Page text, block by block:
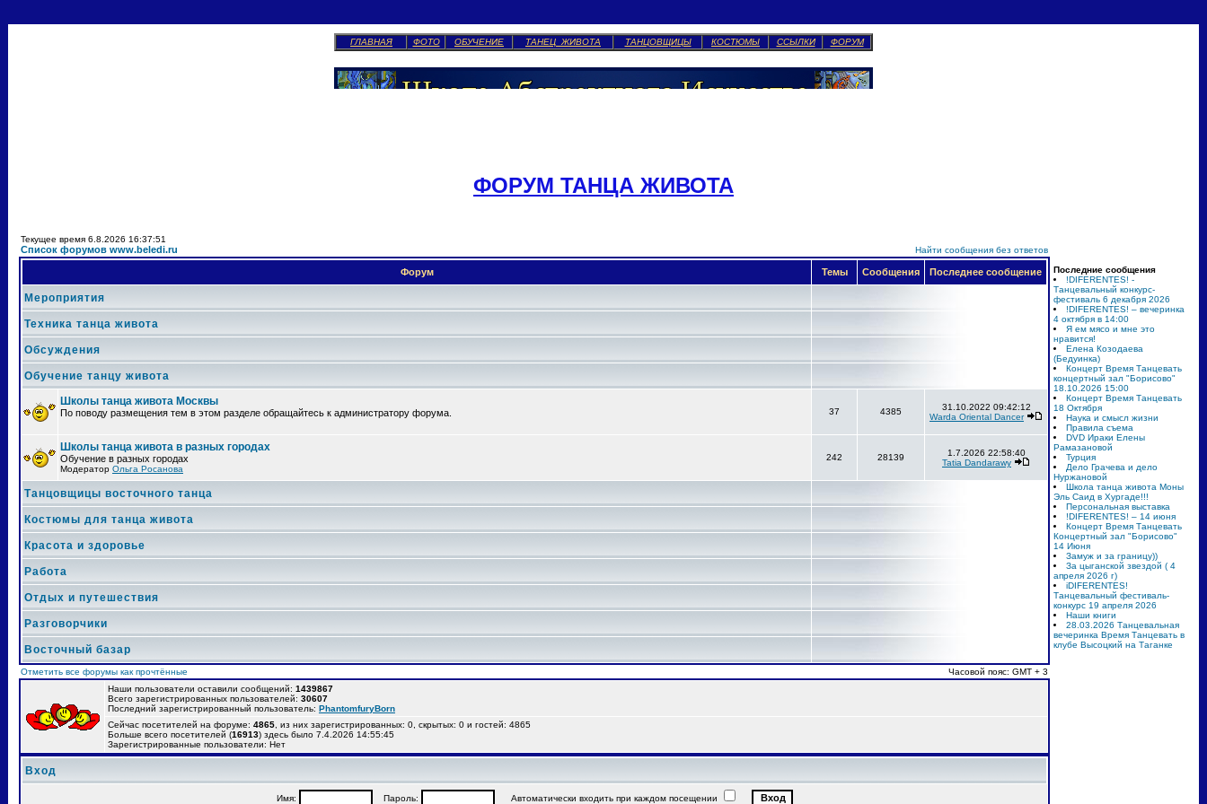
ГЛАВНАЯ ФОТО ОБУЧЕНИЕ ТАНЕЦ ЖИВОТА ТАНЦОВЩИЦЫ КОСТЮМЫ ССЫЛКИ ФОРУМ
ФОРУМ ТАНЦА ЖИВОТА
Текущее время 6.8.2026 16:37:51
Список форумов www.beledi.ru Найти сообщения без ответов
Форум Темы Сообщения Последнее сообщение
Мероприятия
Техника танца живота
Обсуждения
Обучение танцу живота
Школы танца живота Москвы
По поводу размещения тем в этом разделе обращайтесь к администратору форума. 37 4385
31.10.2022 09:42:12
Warda Oriental Dancer
Школы танца живота в разных городах
Обучение в разных городах
Модератор Ольга Росанова
242 28139
1.7.2026 22:58:40
Tatia Dandarawy
Танцовщицы восточного танца
Костюмы для танца живота
Красота и здоровье
Работа
Отдых и путешествия
Разговорчики
Восточный базар
Отметить все форумы как прочтённые
Часовой пояс: GMT + 3
Наши пользователи оставили сообщений: 1439867
Всего зарегистрированных пользователей: 30607
Последний зарегистрированный пользователь: PhantomfuryBorn
Сейчас посетителей на форуме: 4865 , из них зарегистрированных: 0, скрытых: 0 и гостей: 4865
Больше всего посетителей (16913) здесь было 7.4.2026 14:55:45
Зарегистрированные пользователи: Нет
Вход
Имя: Пароль: Автоматически входить при каждом посещении
Последние сообщения
!DIFERENTES! -
Танцевальный конкурс-
фестиваль 6 декабря 2026
!DIFERENTES! – вечеринка
4 октября в 14:00
Я ем мясо и мне это
нравится!
Елена Козодаева
(Бедуинка)
Концерт Время Танцевать
концертный зал "Борисово"
18.10.2026 15:00
Концерт Время Танцевать
18 Октября
Наука и смысл жизни
Правила съема
DVD Ираки Елены
Рамазановой
Турция
Дело Грачева и дело
Нуржановой
Школа танца живота Моны
Эль Саид в Хургаде!!!
Персональная выставка
!DIFERENTES! – 14 июня
Концерт Время Танцевать
Концертный зал "Борисово"
14 Июня
Замуж и за границу))
За цыганской звездой ( 4
апреля 2026 г)
iDIFERENTES!
Танцевальный фестиваль-
конкурс 19 апреля 2026
Наши книги
28.03.2026 Танцевальная
вечеринка Время Танцевать в
клубе Высоцкий на Таганке